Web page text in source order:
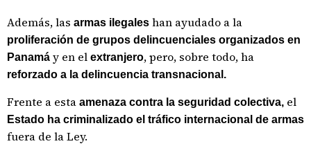
Además, las armas ilegales han ayudado a la
proliferación de grupos delincuenciales organizados en
Panamá y en el extranjero, pero, sobre todo, ha
reforzado a la delincuencia transnacional.
Frente a esta amenaza contra la seguridad colectiva, el
Estado ha criminalizado el tráfico internacional de armas
fuera de la Ley.